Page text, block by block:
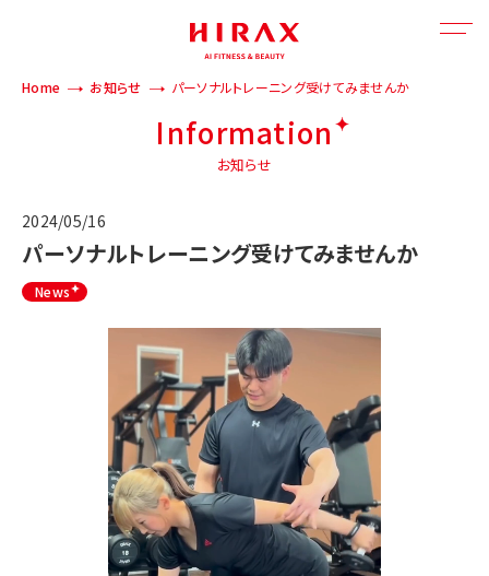
Home お知らせ パーソナルトレーニング受けてみませんか
Information
お知らせ
2024/05/16
パーソナルトレーニング受けてみませんか
News